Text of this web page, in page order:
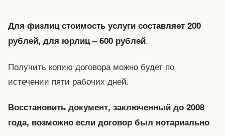
Для физлиц стоимость услуги составляет 200
рублей, для юрлиц – 600 рублей.
Получить копию договора можно будет по
истечении пяти рабочих дней.
Восстановить документ, заключенный до 2008
года, возможно если договор был нотариально